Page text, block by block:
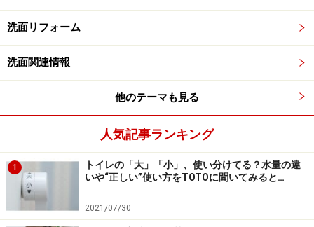
洗面リフォーム
洗面関連情報
他のテーマも見る
人気記事ランキング
1
トイレの「大」「小」、使い分けてる？水量の違
いや“正しい”使い方をTOTOに聞いてみると…
2021/07/30